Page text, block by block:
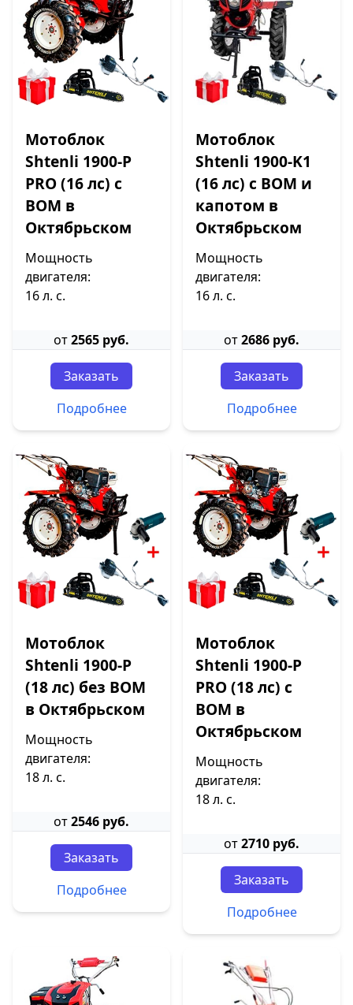
Мотоблок
Shtenli 1900-P
PRO (16 лс) с
ВОМ в
Октябрьском
Мощность
двигателя:
16 л. с.
от2565 руб.
Заказать
Подробнее
Мотоблок
Shtenli 1900-K1
(16 лс) с ВОМ и
капотом в
Октябрьском
Мощность
двигателя:
16 л. с.
от2686 руб.
Заказать
Подробнее
Мотоблок
Shtenli 1900-P
(18 лс) без ВОМ
в Октябрьском
Мощность
двигателя:
18 л. с.
от2546 руб.
Заказать
Подробнее
Мотоблок
Shtenli 1900-P
PRO (18 лс) с
ВОМ в
Октябрьском
Мощность
двигателя:
18 л. с.
от2710 руб.
Заказать
Подробнее